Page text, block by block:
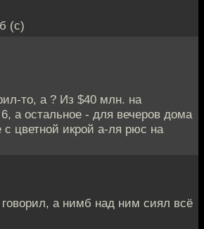
(с)
то, а ? Из $40 млн. на
а остальное - для вечеров дома
с цветной икрой а-ля рюс на
а нимб над ним сиял всё